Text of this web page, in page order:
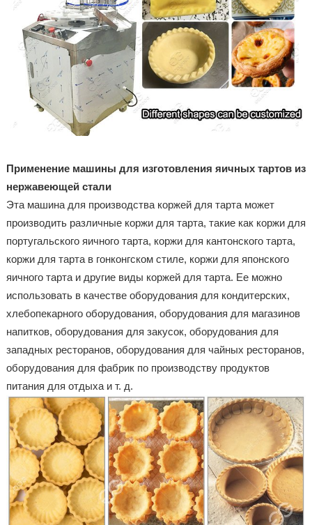
Применение машины для изготовления яичных тартов из
нержавеющей стали
Эта машина для производства коржей для тарта может
производить различные коржи для тарта, такие как коржи для
португальского яичного тарта, коржи для кантонского тарта,
коржи для тарта в гонконгском стиле, коржи для японского
яичного тарта и другие виды коржей для тарта. Ее можно
использовать в качестве оборудования для кондитерских,
хлебопекарного оборудования, оборудования для магазинов
напитков, оборудования для закусок, оборудования для
западных ресторанов, оборудования для чайных ресторанов,
оборудования для фабрик по производству продуктов
питания для отдыха и т. д.